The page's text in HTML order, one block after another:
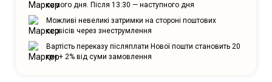
самого дня. Після 13:30 — наступного дня
Можливі невеликі затримки на стороні поштових
сервісів через знеструмлення
Вартість переказу післяплати Нової пошти становить 20
грн + 2% від суми замовлення